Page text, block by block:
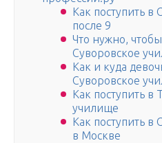
Как поступить в
после 9
Что нужно,
Суворовское
Как и куда
Суворовское
Как поступить в
училище
Как поступить в
в Москве